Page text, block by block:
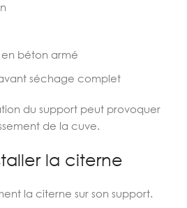
béton armé
séchage complet
du support peut provoquer
de la cuve.
la citerne
la citerne sur son support.